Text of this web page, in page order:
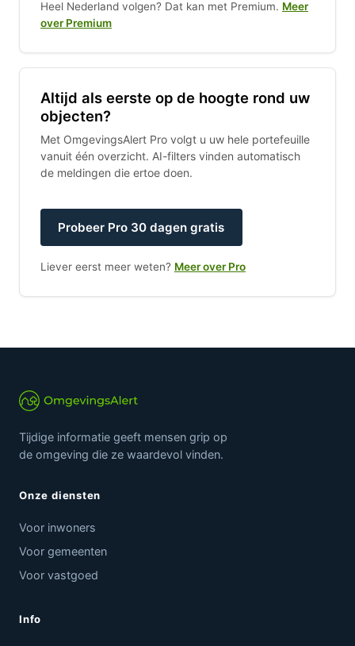
Heel Nederland volgen? Dat kan met Premium. Meer
over Premium
Altijd als eerste op de hoogte rond uw
objecten?
Met OmgevingsAlert Pro volgt u uw hele portefeuille
vanuit één overzicht. AI-filters vinden automatisch
de meldingen die ertoe doen.
Probeer Pro 30 dagen gratis
Liever eerst meer weten? Meer over Pro
Tijdige informatie geeft mensen grip op
de omgeving die ze waardevol vinden.
Onze diensten
Voor inwoners
Voor gemeenten
Voor vastgoed
Info